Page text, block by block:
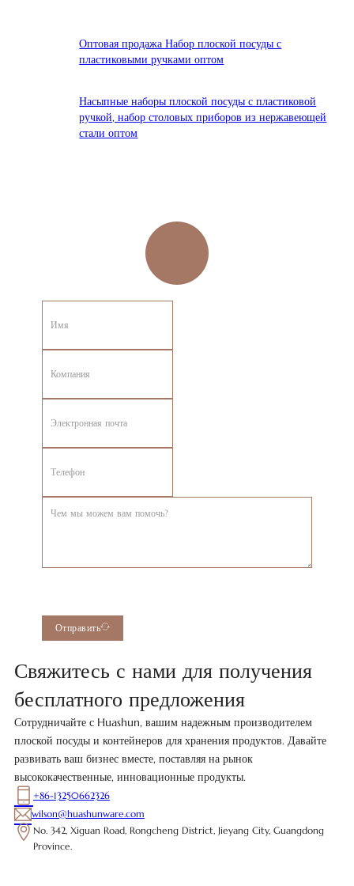
Оптовая продажа Набор плоской посуды с
пластиковыми ручками оптом
Насыпные наборы плоской посуды с пластиковой
ручкой, набор столовых приборов из нержавеющей
стали оптом
Свяжитесь с нами для получения
бесплатного предложения
Сотрудничайте с Huashun, вашим надежным производителем
плоской посуды и контейнеров для хранения продуктов. Давайте
развивать ваш бизнес вместе, поставляя на рынок
высококачественные, инновационные продукты.
+86-13250662326
wilson@huashunware.com
No. 342, Xiguan Road, Rongcheng District, Jieyang City, Guangdong
Province.
Отправить